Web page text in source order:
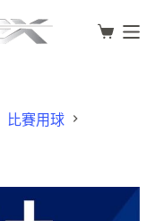
比賽用球